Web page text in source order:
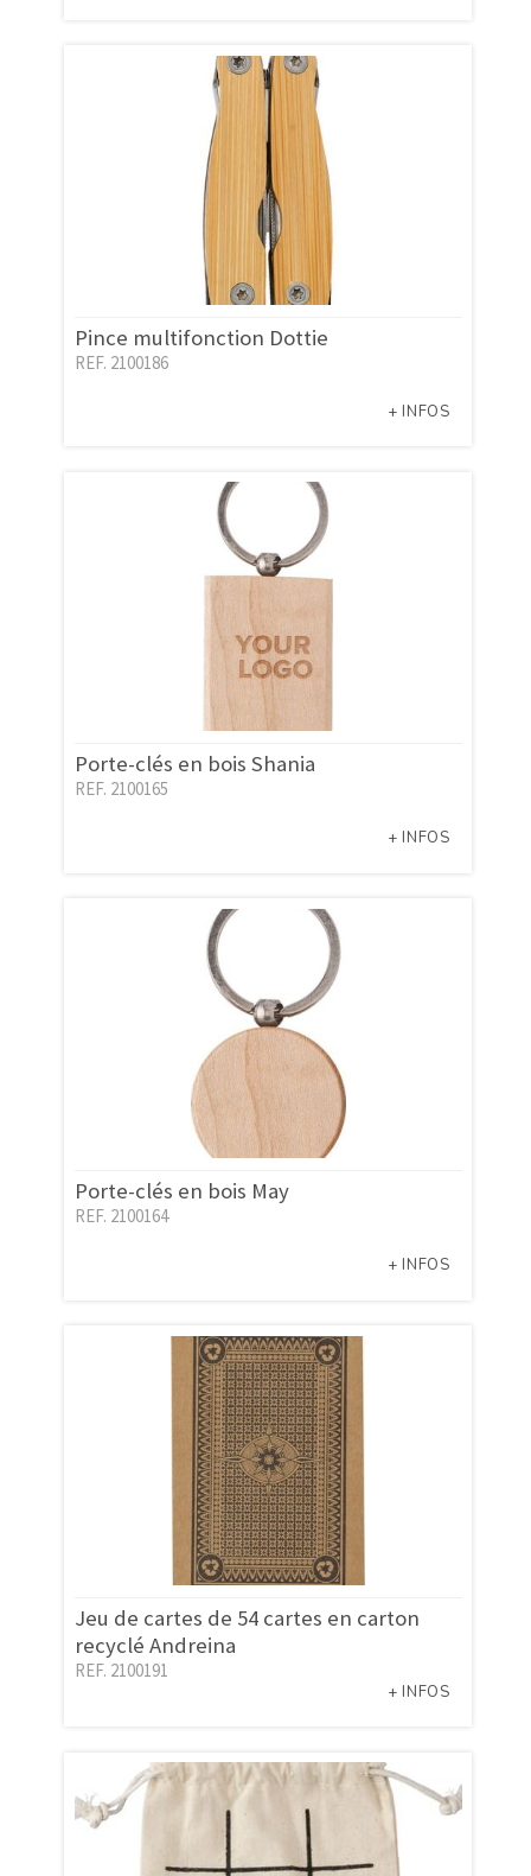
Pince multifonction Dottie
REF. 2100186
+ INFOS
Porte-clés en bois Shania
REF. 2100165
+ INFOS
Porte-clés en bois May
REF. 2100164
+ INFOS
Jeu de cartes de 54 cartes en carton
recyclé Andreina
REF. 2100191
+ INFOS